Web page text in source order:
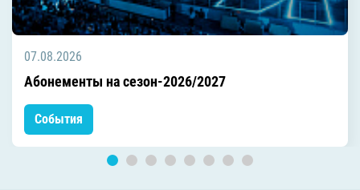
07.08.2026
Абонементы на сезон-2026/2027
События